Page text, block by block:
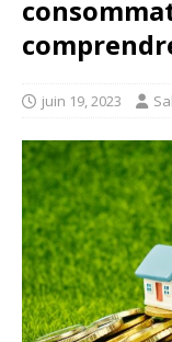
juin 19, 2023